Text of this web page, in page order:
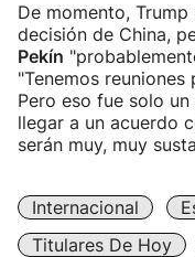
De momento,
decisión de China,
Pekín
"Tenemos
Pero eso fue solo
llegar a un acuerdo
serán muy, muy
Internacional
Titulares De Hoy